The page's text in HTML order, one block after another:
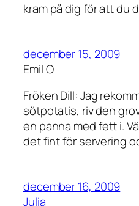
kram på dig för att du
december 15, 2009
Emil O
Fröken Dill: Jag
sötpotatis, riv den
en panna med fett i.
det fint för servering
december 16, 2009
Julia